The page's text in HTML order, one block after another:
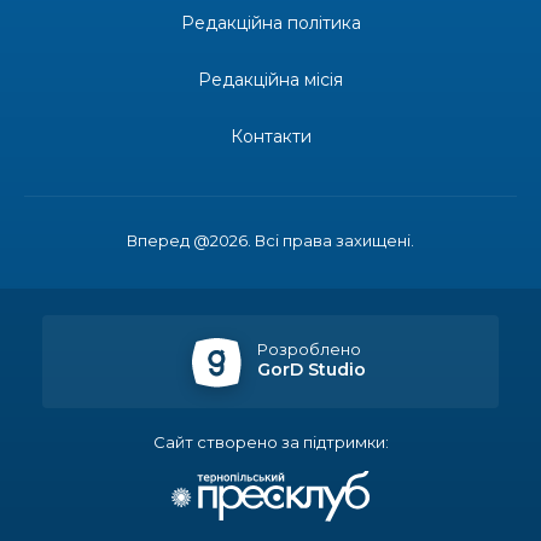
«Дві музи» у Рівному: свято краси, мистецтва
епідеміолог, зоолог
Літо, враження, творчість
Кабмін запровадив персональне фінансування
соцпослуг для ВПО: кошти надходитимуть на
спецрахунки
Вперед @2026. Всі права захищені.
Редакційна політика
Редакційна місія
Контакти
Розроблено
GorD Studio
Сайт створено за підтримки: